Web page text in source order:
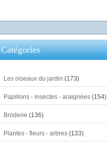
Catégories
Les oiseaux du jardin (173)
Papillons - insectes - araignées(154)
Broderie (136)
Plantes - fleurs - arbres(133)